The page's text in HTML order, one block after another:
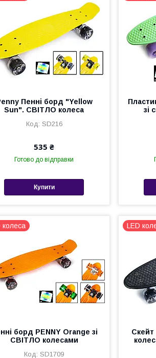
Пенні борд "Yellow
Sun". СВІТЛО колеса
SD216
535 ₴
Готово до відправки
Купити
зі
колеса
борд PENNY Orange зі
СВІТЛО колесами
SD1709
LED
Скейт